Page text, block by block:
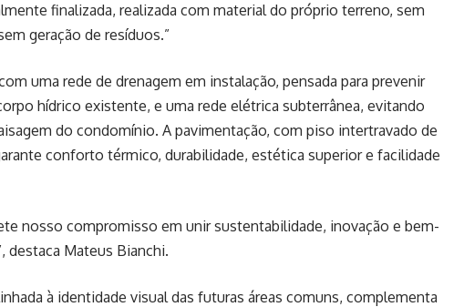
finalizada, realizada com material do próprio terreno, sem
geração de resíduos.”
uma rede de drenagem em instalação, pensada para prevenir
hídrico existente, e uma rede elétrica subterrânea, evitando
do condomínio. A pavimentação, com piso intertravado de
conforto térmico, durabilidade, estética superior e facilidade
nosso compromisso em unir sustentabilidade, inovação e bem-
destaca Mateus Bianchi.
à identidade visual das futuras áreas comuns, complementa